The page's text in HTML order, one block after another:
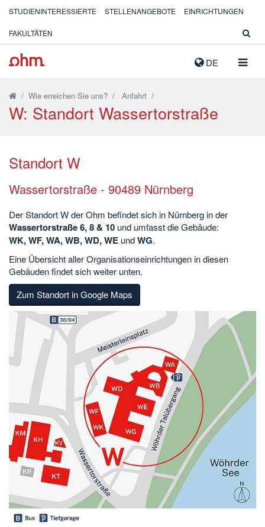
DE
STUDIENINTERESSIERTE STELLENANGEBOTE EINRICHTUNGEN
FAKULTÄTEN
/ Wie erreichen Sie uns? / Anfahrt /
W: Standort Wassertorstraße
Standort W
Wassertorstraße - 90489 Nürnberg
Der Standort W der Ohm befindet sich in Nürnberg in der
Wassertorstraße 6, 8 & 10 und umfasst die Gebäude:
WK, WF, WA, WB, WD, WE undWG.
Eine Übersicht aller Organisationseinrichtungen in diesen
Gebäuden findet sich weiter unten.
Zum Standort in Google Maps